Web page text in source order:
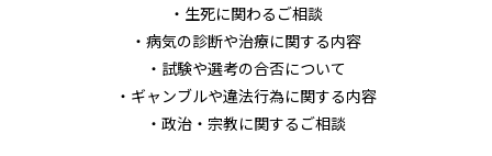
・生死に関わるご相談
・病気の診断や治療に関する内容
・試験や選考の合否について
・ギャンブルや違法行為に関する内容
・政治・宗教に関するご相談